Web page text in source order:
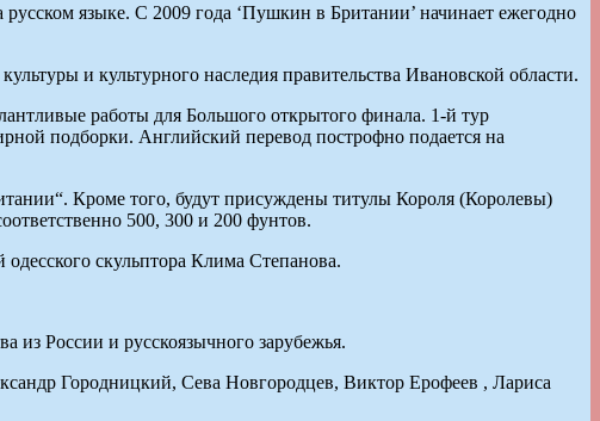
языке. С 2009 года ‘Пушкин в Британии’ начинает ежегодно
и культурного наследия правительства Ивановской области.
работы для Большого открытого финала. 1-й тур
подборки. Английский перевод построфно подается на
Кроме того, будут присуждены титулы Короля (Королевы)
500, 300 и 200 фунтов.
скульптора Клима Степанова.
из России и русскоязычного зарубежья.
Городницкий, Сева Новгородцев, Виктор Ерофеев , Лариса